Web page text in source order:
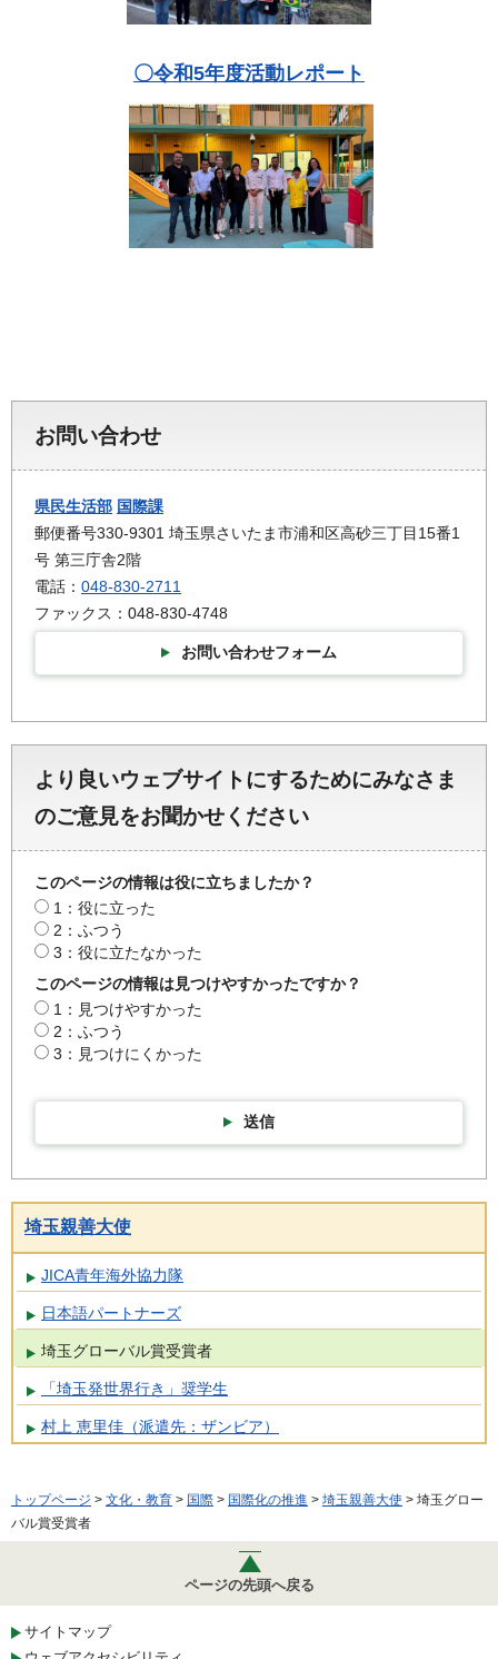
〇令和5年度活動レポート
お問い合わせ
県民生活部 国際課
郵便番号330-9301 埼玉県さいたま市浦和区高砂三丁目15番1
号 第三庁舎2階
電話： 048-830-2711
ファックス：048-830-4748
お問い合わせフォーム
より良いウェブサイトにするためにみなさま
のご意見をお聞かせください
このページの情報は役に立ちましたか？
1：役に立った
2：ふつう
3：役に立たなかった
このページの情報は見つけやすかったですか？
1：見つけやすかった
2：ふつう
3：見つけにくかった
送信
埼玉親善大使
JICA青年海外協力隊
日本語パートナーズ
埼玉グローバル賞受賞者
「埼玉発世界行き」奨学生
村上 恵里佳（派遣先：ザンビア）
トップページ > 文化・教育 > 国際 > 国際化の推進 > 埼玉親善大使 > 埼玉グロー
バル賞受賞者
ページの先頭へ戻る
サイトマップ